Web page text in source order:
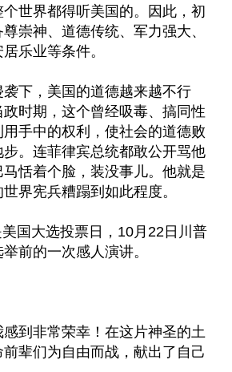
世界都得听美国的。因此，初
崇神、道德传统、军力强大、
乐业等条件。
下，美国的道德越来越不行
时期，这个曾经吸毒、搞同性
手中的权利，使社会的道德败
。连菲律宾总统都敢公开骂他
恬着个脸，装没事儿。他就是
界宪兵糟蹋到如此程度。
国大选投票日，10月22日川普
前的一次感人演讲。
到非常荣幸！在这片神圣的土
辈们为自由而战，献出了自己